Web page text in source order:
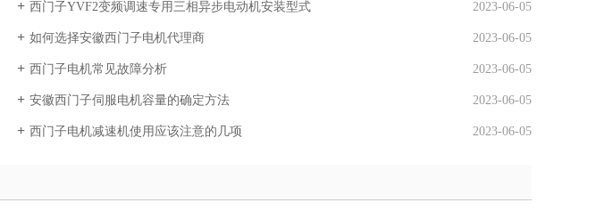
西门子YVF2变频调速专用三相异步电动机安装型式 2023-06-05
如何选择安徽西门子电机代理商 2023-06-05
西门子电机常见故障分析 2023-06-05
安徽西门子伺服电机容量的确定方法 2023-06-05
西门子电机减速机使用应该注意的几项 2023-06-05